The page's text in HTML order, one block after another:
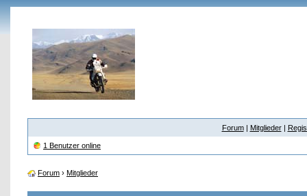
Forum| Mitglieder|
1 Benutzer online
Forum › Mitglieder